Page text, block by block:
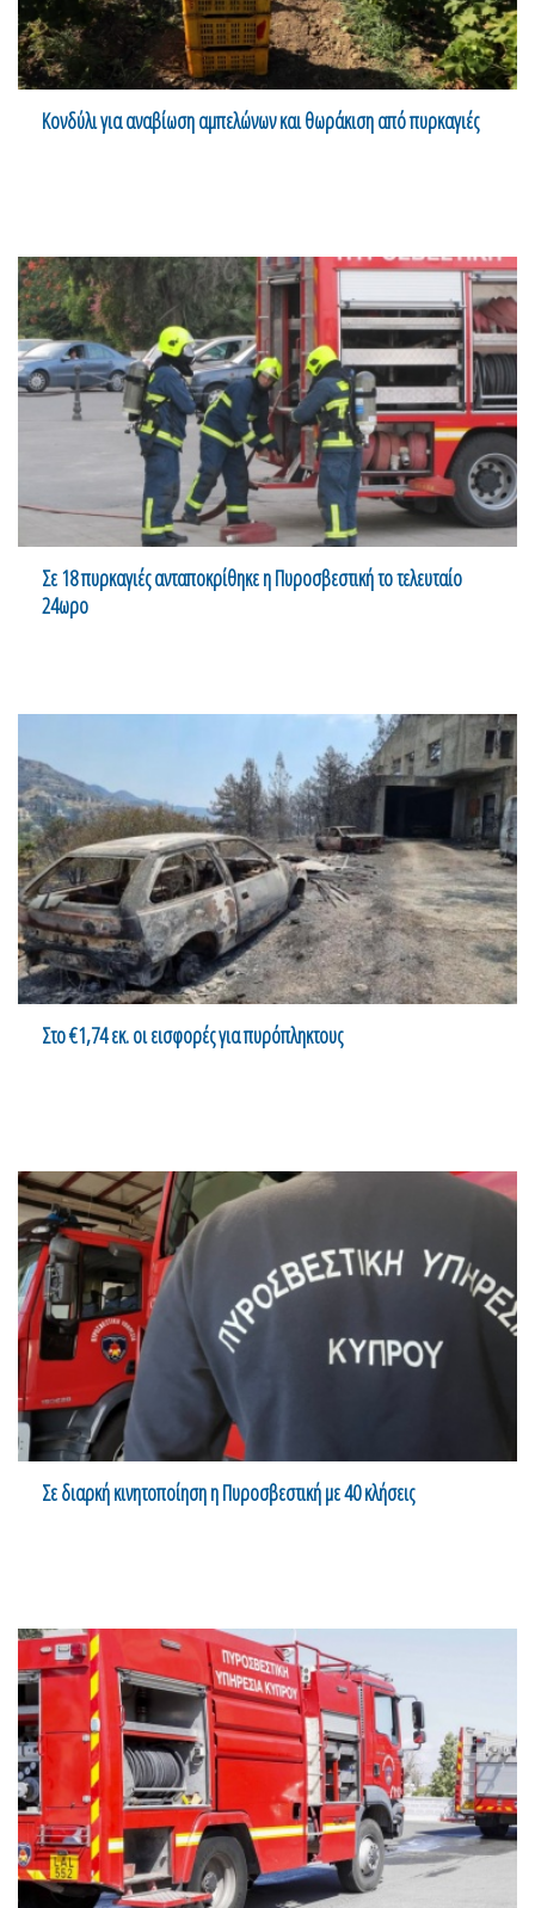
Κονδύλι για αναβίωση αμπελώνων και θωράκιση από πυρκαγιές
Σε 18 πυρκαγιές ανταποκρίθηκε η Πυροσβεστική το τελευταίο
24ωρο
Στο €1,74 εκ. οι εισφορές για πυρόπληκτους
Σε διαρκή κινητοποίηση η Πυροσβεστική με 40 κλήσεις